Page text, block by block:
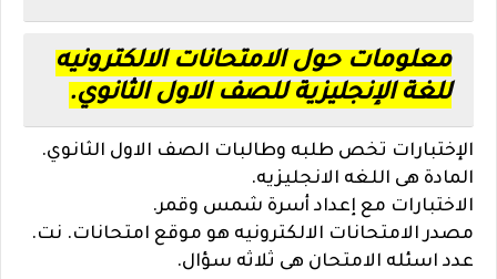
معلومات حول الامتحانات الالكترونيه
للغة الإنجليزية للصف الاول الثانوي.
الإختبارات تخص طلبه وطالبات الصف الاول الثانوي.
المادة هى اللغه الانجليزيه.
الاختبارات مع إعداد أسرة شمس وقمر.
مصدر الامتحانات الالكترونيه هو موقع امتحانات. نت.
عدد اسئله الامتحان هى ثلاثه سؤال.